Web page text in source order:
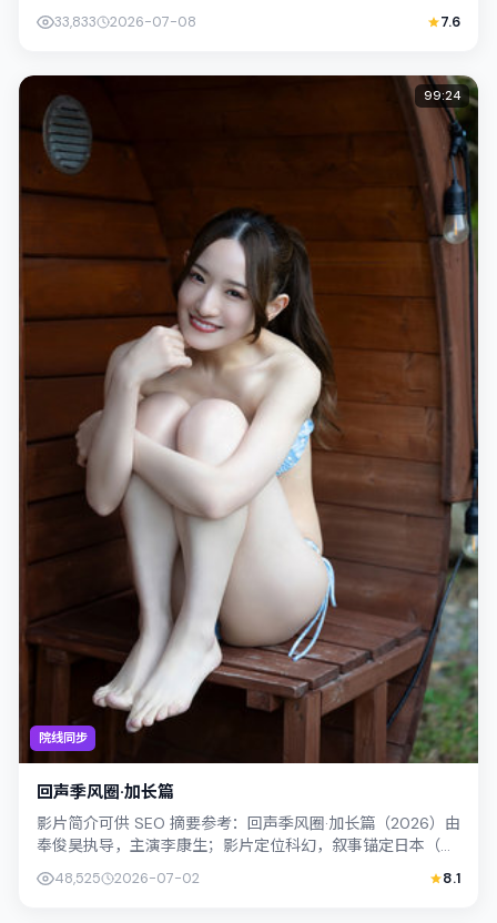
33,833 2026-07-08 7.6
院线同步
99:24
回声季风圈·加长篇
影片简介可供 SEO 摘要参考：回声季风圈·加长篇（2026）由
奉俊昊执导，主演李康生；影片定位科幻，叙事锚定日本（北
48,525 2026-07-02 8.1